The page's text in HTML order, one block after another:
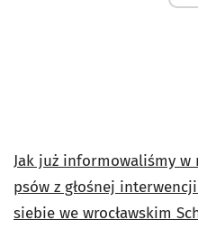
Jak już informowaliśmy w
psów z głośnej
siebie we wrocławskim